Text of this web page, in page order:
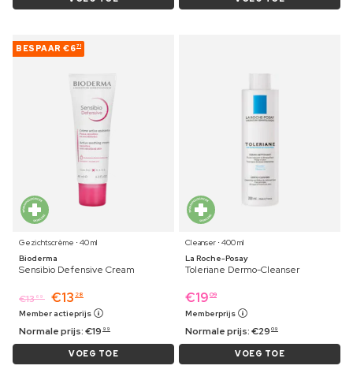
BESPAAR €671
Gezichtscrème ⋅ 40 ml
Bioderma
Sensibio Defensive Cream
€13 69 €13 28
Member actieprijs
Normale prijs:€19 99
VOEG TOE
Cleanser ⋅ 400 ml
La Roche-Posay
Toleriane Dermo-Cleanser
€19 09
Memberprijs
Normale prijs:€29 09
VOEG TOE